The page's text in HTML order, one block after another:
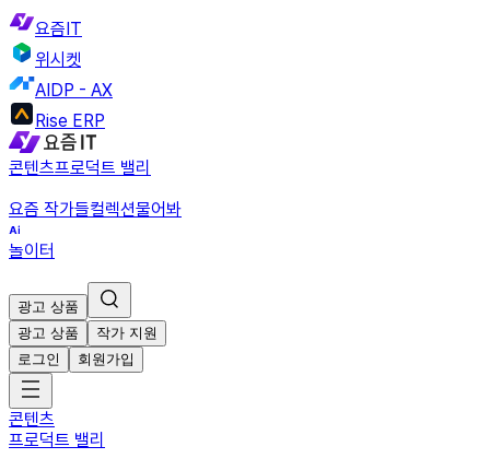
요즘IT
위시켓
AIDP - AX
Rise ERP
콘텐츠프로덕트 밸리
요즘 작가들컬렉션물어봐
놀이터
광고 상품
광고 상품
작가 지원
로그인
회원가입
콘텐츠
프로덕트 밸리